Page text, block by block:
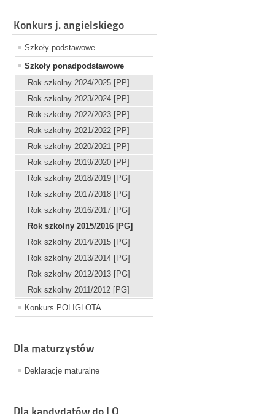
Konkurs j. angielskiego
Szkoły podstawowe
Szkoły ponadpodstawowe
Rok szkolny 2024/2025 [PP]
Rok szkolny 2023/2024 [PP]
Rok szkolny 2022/2023 [PP]
Rok szkolny 2021/2022 [PP]
Rok szkolny 2020/2021 [PP]
Rok szkolny 2019/2020 [PP]
Rok szkolny 2018/2019 [PG]
Rok szkolny 2017/2018 [PG]
Rok szkolny 2016/2017 [PG]
Rok szkolny 2015/2016 [PG]
Rok szkolny 2014/2015 [PG]
Rok szkolny 2013/2014 [PG]
Rok szkolny 2012/2013 [PG]
Rok szkolny 2011/2012 [PG]
Konkurs POLIGLOTA
Dla maturzystów
Deklaracje maturalne
Dla kandydatów do LO